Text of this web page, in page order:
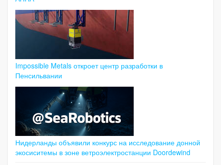
Impossible Metals откроет центр разработки в
Пенсильвании
Нидерланды объявили конкурс на исследование донной
экосиситемы в зоне ветроэлектростанции Doordewind